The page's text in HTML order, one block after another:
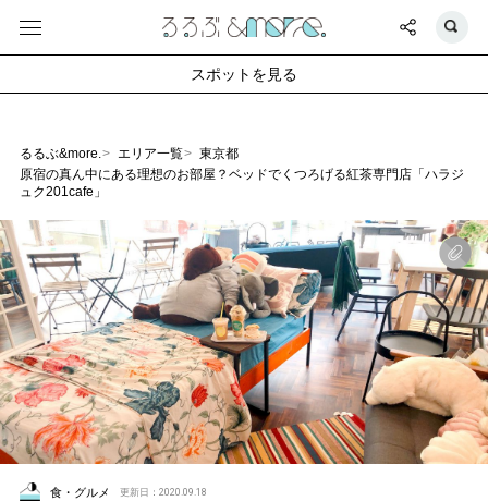
るるぶ&more. エリア一覧
東京都
原宿の真ん中にある理想のお部屋？ベッドでくつろげる紅茶専門店「ハラジ
ュク201cafe」
食・グルメ 更新日：2020.09.18
スポットを見る